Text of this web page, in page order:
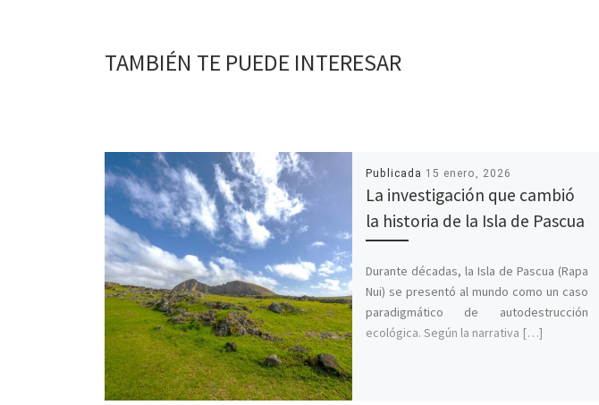
TAMBIÉN TE PUEDE INTERESAR
Publicada 15 enero, 2026
La investigación que cambió
la historia de la Isla de Pascua
Durante décadas, la Isla de Pascua (Rapa
Nui) se presentó al mundo como un caso
paradigmático de autodestrucción
ecológica. Según la narrativa […]